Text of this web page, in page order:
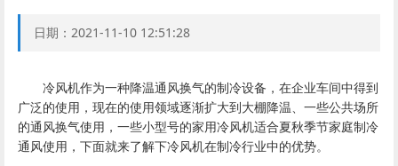
日期：2021-11-10 12:51:28
冷风机作为一种降温通风换气的制冷设备，在企业车间中得到
广泛的使用，现在的使用领域逐渐扩大到大棚降温、一些公共场所
的通风换气使用，一些小型号的家用冷风机适合夏秋季节家庭制冷
通风使用，下面就来了解下冷风机在制冷行业中的优势。